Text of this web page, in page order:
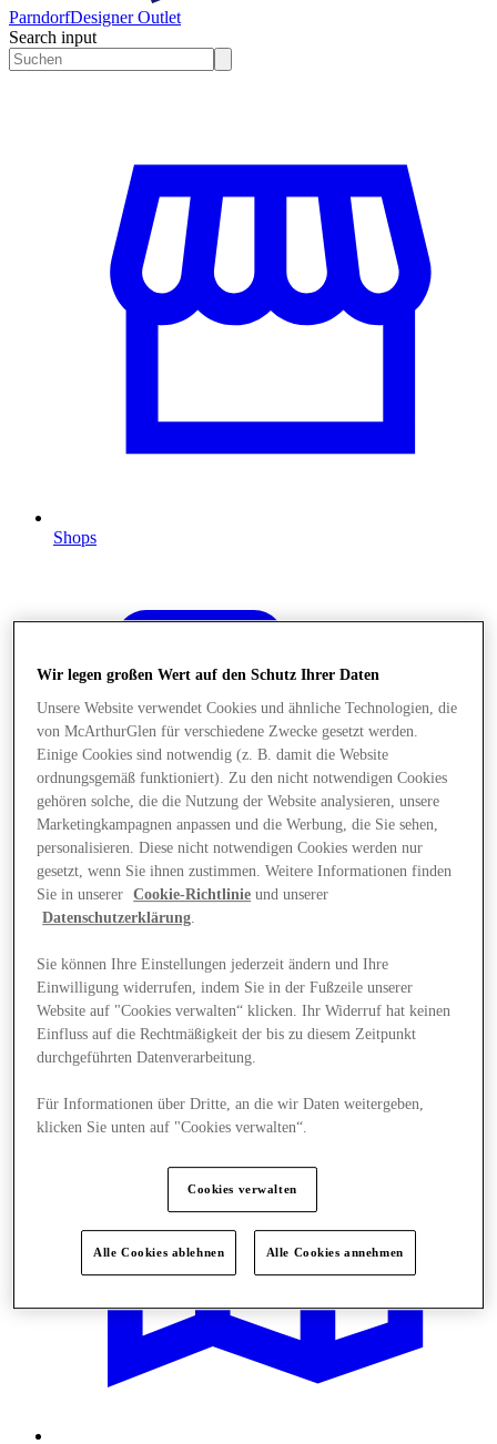
ParndorfDesigner Outlet
Search input
Shops
Angebote
Wir legen großen Wert auf den Schutz Ihrer Daten
Unsere Website verwendet Cookies und ähnliche Technologien, die
von McArthurGlen für verschiedene Zwecke gesetzt werden.
Einige Cookies sind notwendig (z. B. damit die Website
ordnungsgemäß funktioniert). Zu den nicht notwendigen Cookies
gehören solche, die die Nutzung der Website analysieren, unsere
Marketingkampagnen anpassen und die Werbung, die Sie sehen,
personalisieren. Diese nicht notwendigen Cookies werden nur
gesetzt, wenn Sie ihnen zustimmen. Weitere Informationen finden
Sie in unserer
Cookie-Richtlinie und unserer
Datenschutzerklärung.
Sie können Ihre Einstellungen jederzeit ändern und Ihre
Einwilligung widerrufen, indem Sie in der Fußzeile unserer
Website auf "Cookies verwalten“ klicken. Ihr Widerruf hat keinen
Einfluss auf die Rechtmäßigkeit der bis zu diesem Zeitpunkt
durchgeführten Datenverarbeitung.
Für Informationen über Dritte, an die wir Daten weitergeben,
klicken Sie unten auf "Cookies verwalten“.
Cookies verwalten
Alle Cookies ablehnen Alle Cookies annehmen